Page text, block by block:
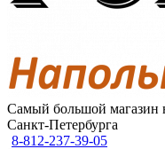
Самый большой магазин
Санкт-Петербурга
8-812-237-39-05